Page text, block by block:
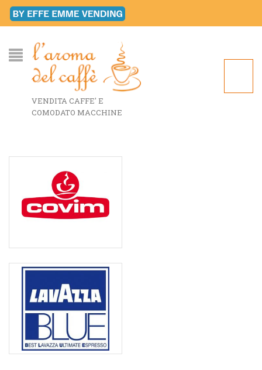
VENDITA CAFFE' E
COMODATO MACCHINE